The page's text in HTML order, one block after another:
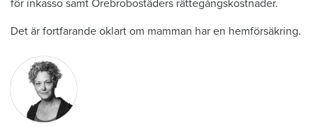
för inkasso samt Örebrobostäders rättegångskostnader.
Det är fortfarande oklart om mamman har en hemförsäkring.